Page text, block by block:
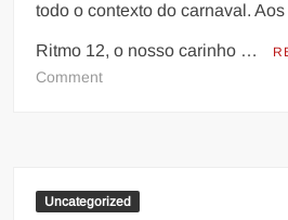
todo o contexto do carnaval.
Ritmo 12, o nosso carinho …
Commenton
Uncategorized